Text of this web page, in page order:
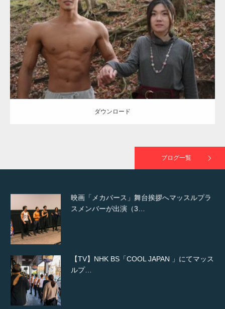
Update:2021.07.8
Category:公園のマッチョ その他 AKIHITO(細マッチョ) 大胸筋 腹筋
ダウンロード
ダウンロード
ブログ一覧
TOKYO FMラジオ番組「ONE MORNING」
で紹介さ…
NHK「所さん！事件ですよ」に取材されまし
た（6/8放送）
映画「メカバース」舞台挨拶へマッスルプラ
スメンバーが出演（3…
【TV】NHK BS「COOL JAPAN 」にてマッス
ルプ…